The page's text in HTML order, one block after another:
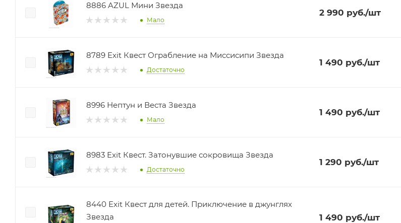
8886 AZUL Мини Звезда
Мало
2 990 руб./шт
8789 Exit Квест Ограбление на Миссисипи Звезда
Достаточно
1 490 руб./шт
8996 Нептун и Веста Звезда
Мало
1 490 руб./шт
8983 Exit Квест. Затонувшие сокровища Звезда
Достаточно
1 290 руб./шт
8440 Exit Квест для детей. Приключение в джунглях
Звезда
1 490 руб./шт